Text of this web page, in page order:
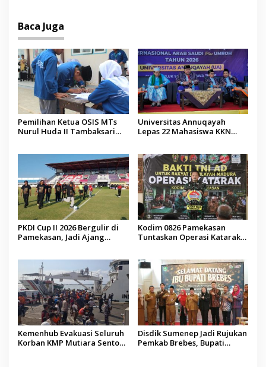
Baca Juga
Pemilihan Ketua OSIS MTs
Nurul Huda II Tambaksari
Universitas Annuqayah
Lepas 22 Mahasiswa KKN
PKDI Cup II 2026 Bergulir di
Pamekasan, Jadi Ajang
Kodim 0826 Pamekasan
Tuntaskan Operasi Katarak
Kemenhub Evakuasi Seluruh
Korban KMP Mutiara Sentosa
Disdik Sumenep Jadi Rujukan
Pemkab Brebes, Bupati